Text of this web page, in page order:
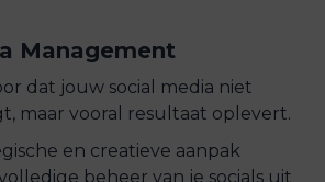
Management
dat jouw social media niet
maar vooral resultaat oplevert.
en creatieve aanpak
beheer van je socials uit